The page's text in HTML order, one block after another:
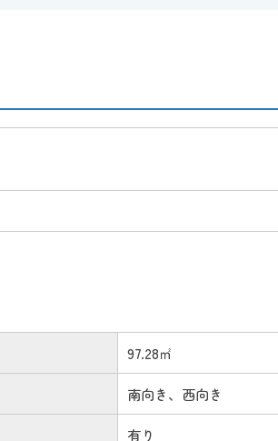
97.28㎡
南向き、西向き
有り